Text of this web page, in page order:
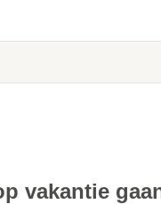
vakantie